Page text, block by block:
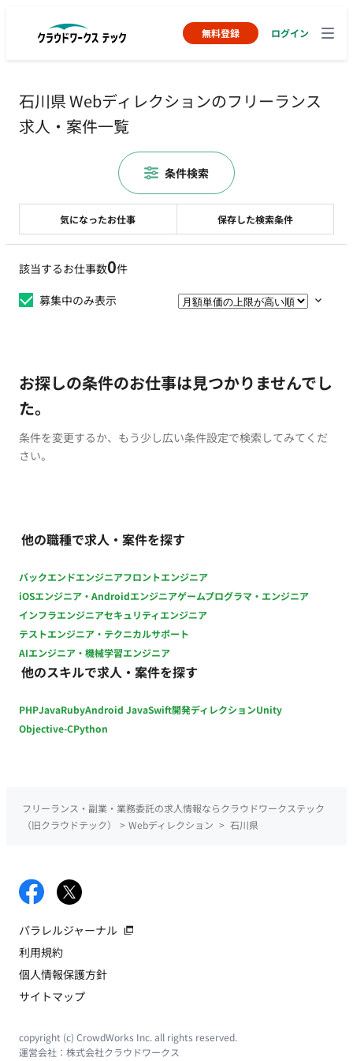
無料登録 ログイン
石川県 Webディレクションのフリーランス
求人・案件一覧
該当するお仕事数0件
募集中のみ表示
お探しの条件のお仕事は見つかりませんでし
た。
条件を変更するか、もう少し広い条件設定で検索してみてくだ
さい。
他の職種で求人・案件を探す
バックエンドエンジニアフロントエンジニア
iOSエンジニア・Androidエンジニアゲームプログラマ・エンジニア
インフラエンジニアセキュリティエンジニア
テストエンジニア・テクニカルサポート
AIエンジニア・機械学習エンジニア
他のスキルで求人・案件を探す
PHPJavaRubyAndroid JavaSwift開発ディレクションUnity
Objective-CPython
気になったお仕事 保存した検索条件
条件検索
フリーランス・副業・業務委託の求人情報ならクラウドワークステック
（旧クラウドテック）
> Webディレクション > 石川県
パラレルジャーナル
利用規約
個人情報保護方針
サイトマップ
copyright (c) CrowdWorks Inc. all rights reserved.
運営会社： 株式会社クラウドワークス